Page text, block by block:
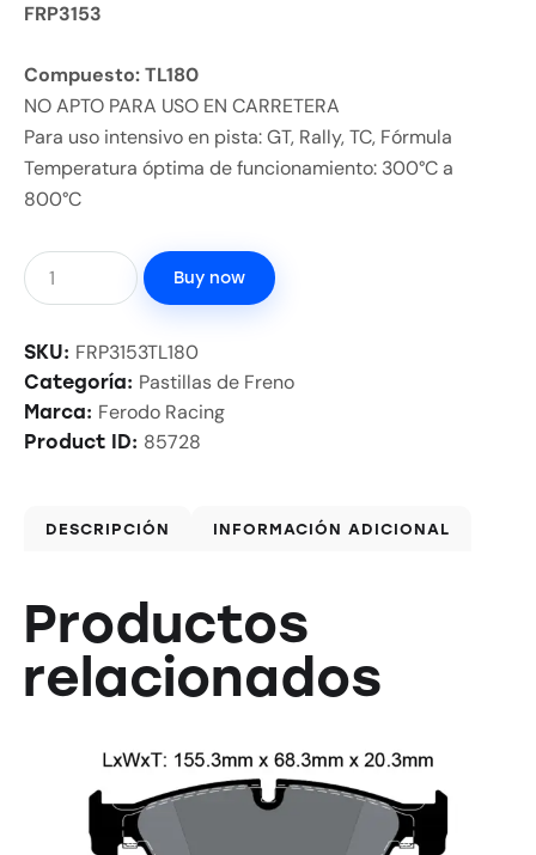
FRP3153
Compuesto: TL180
NO APTO PARA USO EN CARRETERA
Para uso intensivo en pista: GT, Rally, TC, Fórmula
Temperatura óptima de funcionamiento: 300°C a
800°C
Buy now
SKU: FRP3153TL180
Categoría: Pastillas de Freno
Marca: Ferodo Racing
Product ID: 85728
DESCRIPCIÓN INFORMACIÓN ADICIONAL
Productos
relacionados